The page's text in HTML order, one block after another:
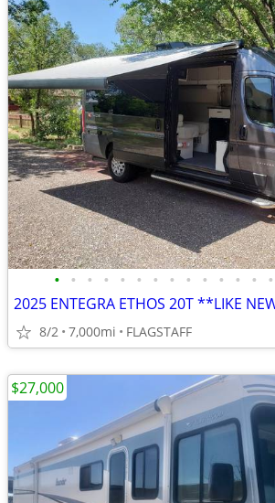
• • • • • • • • • • • • • •
8/2 7,000mi FLAGSTAFF
$27,000